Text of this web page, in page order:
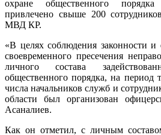
охране общественного
привлечено свыше 200
МВД КР.
«В целях соблюдения законности
своевременного пресечения
личного состава
общественного порядка, на период
числа начальников служб и
области был организован
Асаналиев.
Как он отметил, с личным